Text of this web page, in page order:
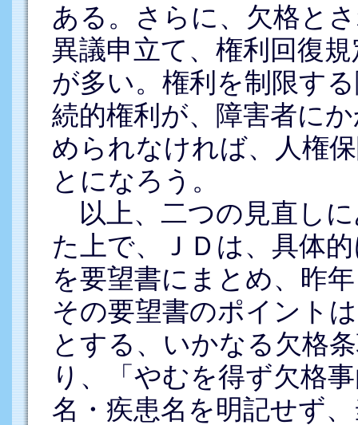
ある。さらに、欠格と
異議申立て、権利回復
が多い。権利を制限す
続的権利が、障害者に
められなければ、人権
とになろう。
以上、二つの見直し
た上で、ＪＤは、具体
を要望書にまとめ、昨
その要望書のポイント
とする、いかなる欠格
り、「やむを得ず欠格
名・疾患名を明記せず